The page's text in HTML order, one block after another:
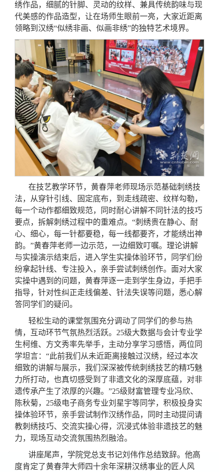
绣作品，细腻的针脚、灵动的纹样、兼具传统韵味与现
代美感的作品造型，让在场师生眼前一亮，大家近距离
领略到汉绣“似绣非画、似画非绣”的独特艺术境界。
在技艺教学环节，黄春萍老师现场示范基础刺绣技
法，从穿针引线、固定底布，到走线疏密、纹样勾勒，
每一个动作都细致规范，同时耐心讲解不同针法的技巧
要点，拆解刺绣过程中的重难点。“刺绣贵在静心、耐
心、细心，每一针都要稳，每一线都要齐，才能绣出神
韵。”黄春萍老师一边示范，一边细致叮嘱。理论讲解
与实操演示结束后，进入学生实操体验环节，同学们纷
纷拿起针线、专注投入，亲手尝试刺绣创作。面对大家
实操中遇到的问题，黄春萍逐一走到学生身边，手把手
指导，针对性纠正走线偏差、针法失误等问题，悉心解
答同学们的疑问。
轻松生动的课堂氛围充分调动了同学们的参与热
情，互动环节气氛热烈活跃。25级大数据与会计专业学
生柯维、方文秀率先举手，主动分享学习感悟，两位同
学坦言：“此前我们从未近距离接触过汉绣，经过本次
细致的讲解与展示，我们深深被传统刺绣技艺的精巧魅
力所打动，也真切感受到了非遗文化的深厚底蕴，对非
遗传承产生了浓厚的兴趣。”25级财富管理专业冯欣、
陈秋菊，25级电子商务专业刘星宇等同学，积极投身实
操体验环节，亲手尝试制作汉绣作品，同时主动提问请
教刺绣技巧、交流实操心得，沉浸式体验非遗技艺的魅
力，现场互动交流氛围热烈融洽。
讲座尾声，学院党总支书记刘伟作总结致辞。他高
度肯定了黄春萍大师四十余年深耕汉绣事业的匠人风